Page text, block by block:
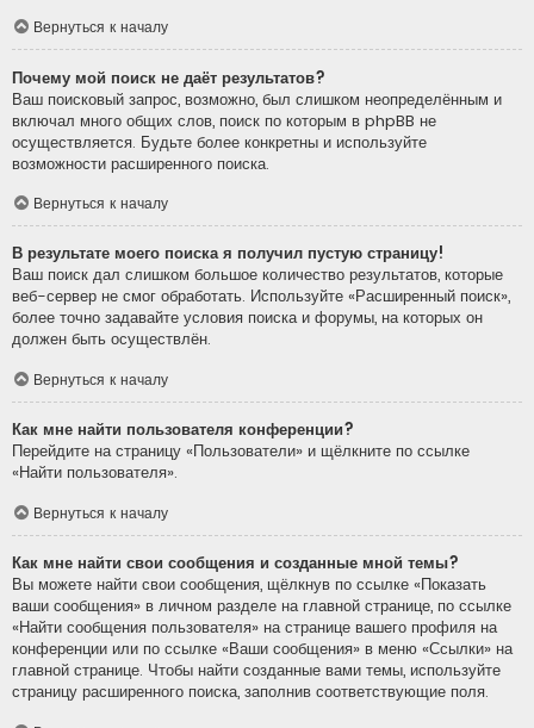
Вернуться к началу
Почему мой поиск не даёт результатов?
Ваш поисковый запрос, возможно, был слишком неопределённым и
включал много общих слов, поиск по которым в phpBB не
осуществляется. Будьте более конкретны и используйте
возможности расширенного поиска.
Вернуться к началу
В результате моего поиска я получил пустую страницу!
Ваш поиск дал слишком большое количество результатов, которые
веб-сервер не смог обработать. Используйте «Расширенный поиск»,
более точно задавайте условия поиска и форумы, на которых он
должен быть осуществлён.
Вернуться к началу
Как мне найти пользователя конференции?
Перейдите на страницу «Пользователи» и щёлкните по ссылке
«Найти пользователя».
Вернуться к началу
Как мне найти свои сообщения и созданные мной темы?
Вы можете найти свои сообщения, щёлкнув по ссылке «Показать
ваши сообщения» в личном разделе на главной странице, по ссылке
«Найти сообщения пользователя» на странице вашего профиля на
конференции или по ссылке «Ваши сообщения» в меню «Ссылки» на
главной странице. Чтобы найти созданные вами темы, используйте
страницу расширенного поиска, заполнив соответствующие поля.